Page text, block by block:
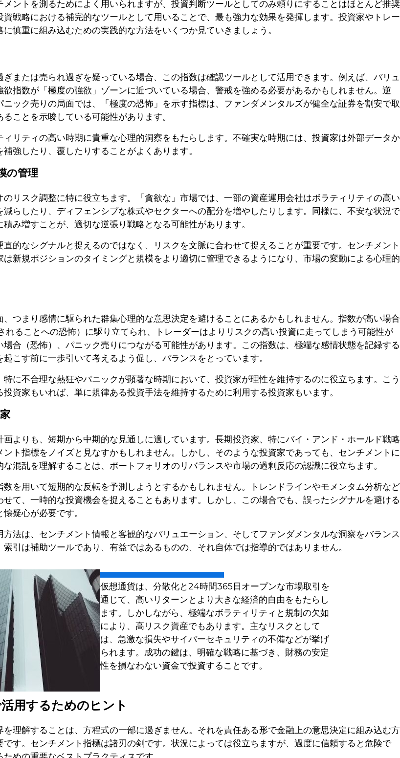
ントを測るためによく用いられますが、投資判断ツールとしてのみ頼りにすることはほとんど推奨
資戦略における補完的なツールとして用いることで、最も強力な効果を発揮します。投資家やトレー
慎重に組み込むための実践的な方法をいくつか見ていきましょう。
または売られ過ぎを疑っている場合、この指数は確認ツールとして活用できます。例えば、バリュ
指数が「極度の強欲」ゾーンに近づいている場合、警戒を強める必要があるかもしれません。逆
ック売りの局面では、「極度の恐怖」を示す指標は、ファンダメンタルズが健全な証券を割安で取
ことを示唆している可能性があります。
ィリティの高い時期に貴重な心理的洞察をもたらします。不確実な時期には、投資家は外部データか
強したり、覆したりすることがよくあります。
の管理
のリスク調整に特に役立ちます。「貪欲な」市場では、一部の資産運用会社はボラティリティの高い
らしたり、ディフェンシブな株式やセクターへの配分を増やしたりします。同様に、不安な状況で
み増すことが、適切な逆張り戦略となる可能性があります。
的なシグナルと捉えるのではなく、リスクを文脈に合わせて捉えることが重要です。センチメント
新規ポジションのタイミングと規模をより適切に管理できるようになり、市場の変動による心理的
つまり感情に駆られた群集心理的な意思決定を避けることにあるかもしれません。指数が高い場合
れることへの恐怖）に駆り立てられ、トレーダーはよりリスクの高い投資に走ってしまう可能性が
合（恐怖）、パニック売りにつながる可能性があります。この指数は、極端な感情状態を記録する
こす前に一歩引いて考えるよう促し、バランスをとっています。
に不合理な熱狂やパニックが顕著な時期において、投資家が理性を維持するのに役立ちます。こう
資家もいれば、単に規律ある投資手法を維持するために利用する投資家もいます。
画よりも、短期から中期的な見通しに適しています。長期投資家、特にバイ・アンド・ホールド戦略
ント指標をノイズと見なすかもしれません。しかし、そのような投資家であっても、センチメントに
混乱を理解することは、ポートフォリオのリバランスや市場の過剰反応の認識に役立ちます。
を用いて短期的な反転を予測しようとするかもしれません。トレンドラインやモメンタム分析など
て、一時的な投資機会を捉えることもあります。しかし、この場合でも、誤ったシグナルを避ける
疑心が必要です。
法は、センチメント情報と客観的なバリュエーション、そしてファンダメンタルな洞察をバランス
引は補助ツールであり、有益ではあるものの、それ自体では指導的ではありません。
仮想通貨は、分散化と24時間365日オープンな市場取引を
通じて、高いリターンとより大きな経済的自由をもたらし
ます。しかしながら、極端なボラティリティと規制の欠如
により、高リスク資産でもあります。主なリスクとして
は、急激な損失やサイバーセキュリティの不備などが挙げ
られます。成功の鍵は、明確な戦略に基づき、財務の安定
性を損なわない資金で投資することです。
用するためのヒント
理解することは、方程式の一部に過ぎません。それを責任ある形で金融上の意思決定に組み込む方
す。センチメント指標は諸刃の剣です。状況によっては役立ちますが、過度に信頼すると危険で